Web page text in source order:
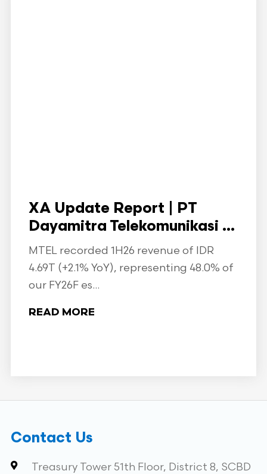
XA Update Report | PT
Dayamitra Telekomunikasi ...
MTEL recorded 1H26 revenue of IDR
4.69T (+2.1% YoY), representing 48.0% of
our FY26F es...
READ MORE
Contact Us
Treasury Tower 51th Floor, District 8, SCBD